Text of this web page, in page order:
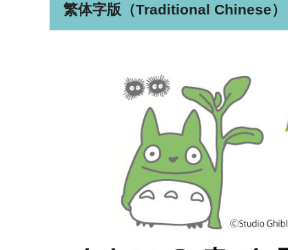
繁体字版（Traditional Chinese）